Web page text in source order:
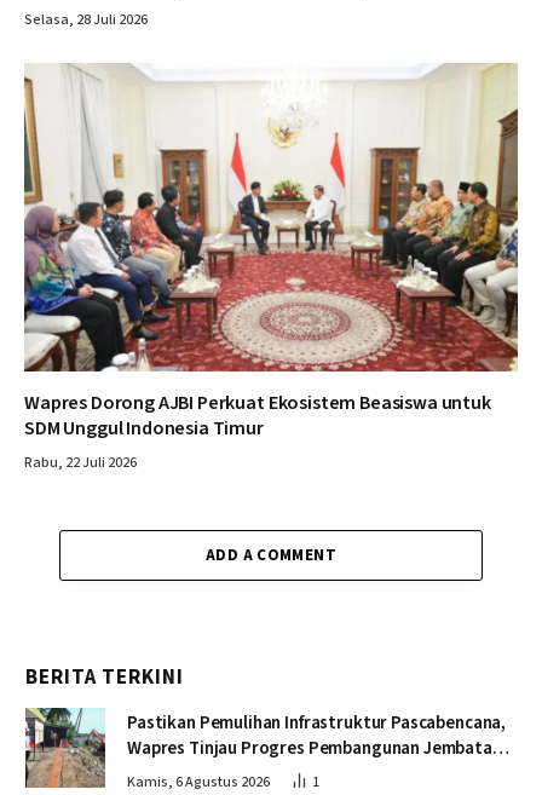
Selasa, 28 Juli 2026
Wapres Dorong AJBI Perkuat Ekosistem Beasiswa untuk
SDM Unggul Indonesia Timur
Rabu, 22 Juli 2026
ADD A COMMENT
BERITA TERKINI
Pastikan Pemulihan Infrastruktur Pascabencana,
Wapres Tinjau Progres Pembangunan Jembatan
Krueng Tingkeum Bireuen
Kamis, 6 Agustus 2026 1